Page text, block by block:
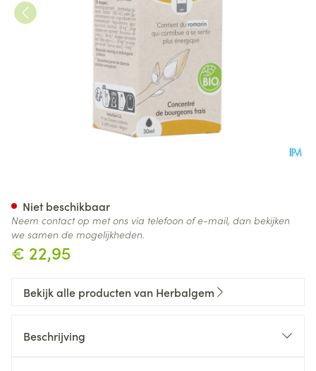
€ 22,95
Niet beschikbaar
Neem contact op met ons via telefoon of e-mail, dan bekijken
we samen de mogelijkheden.
Bekijk alle producten van Herbalgem
Beschrijving